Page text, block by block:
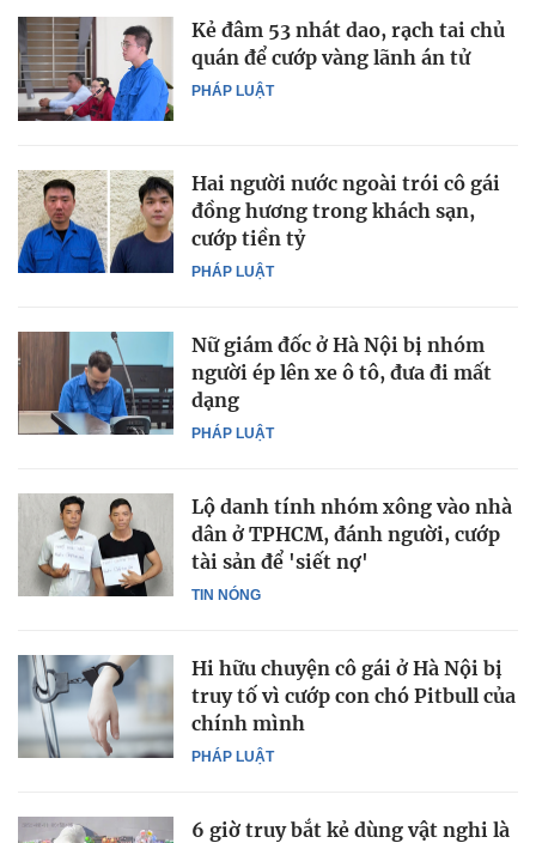
PHÁP LUẬT
Kẻ đâm 53 nhát dao, rạch tai chủ
quán để cướp vàng lãnh án tử
PHÁP LUẬT
Hai người nước ngoài trói cô gái
đồng hương trong khách sạn,
cướp tiền tỷ
PHÁP LUẬT
Nữ giám đốc ở Hà Nội bị nhóm
người ép lên xe ô tô, đưa đi mất
dạng
TIN NÓNG
Lộ danh tính nhóm xông vào nhà
dân ở TPHCM, đánh người, cướp
tài sản để 'siết nợ'
PHÁP LUẬT
Hi hữu chuyện cô gái ở Hà Nội bị
truy tố vì cướp con chó Pitbull của
chính mình
6 giờ truy bắt kẻ dùng vật nghi là